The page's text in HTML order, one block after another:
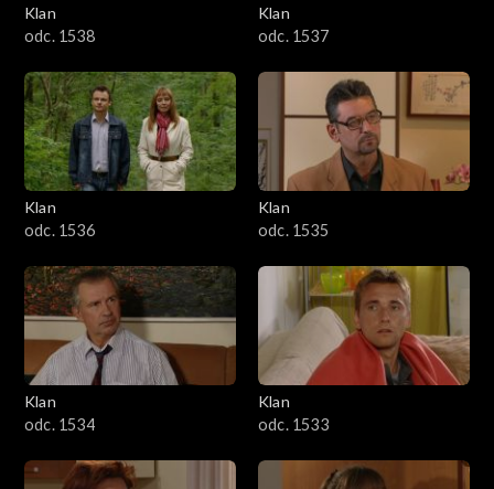
Klan
odc. 1538
Klan
odc. 1537
Klan
odc. 1536
Klan
odc. 1535
Klan
odc. 1534
Klan
odc. 1533